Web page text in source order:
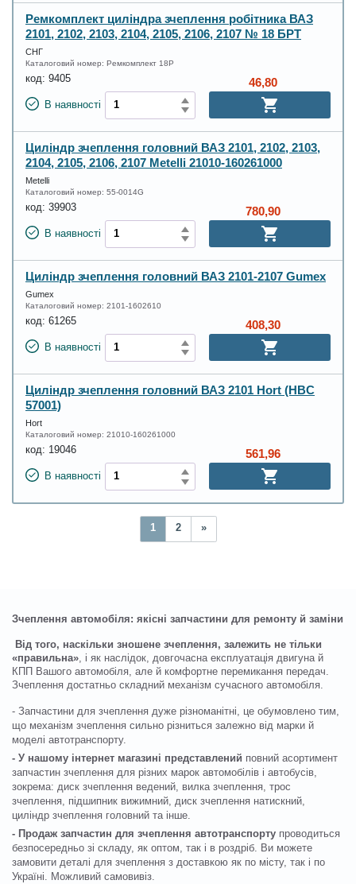
Ремкомплект циліндра зчеплення робітника ВАЗ
2101, 2102, 2103, 2104, 2105, 2106, 2107 № 18 БРТ
СНГ
Каталоговий номер: Ремкомплект 18Р
код: 9405
В наявності
46,80
Циліндр зчеплення головний ВАЗ 2101, 2102, 2103,
2104, 2105, 2106, 2107 Metelli 21010-160261000
Metelli
Каталоговий номер: 55-0014G
код: 39903
В наявності
780,90
Циліндр зчеплення головний ВАЗ 2101-2107 Gumex
Gumex
Каталоговий номер: 2101-1602610
код: 61265
В наявності
408,30
Циліндр зчеплення головний ВАЗ 2101 Hort (HBC
57001)
Hort
Каталоговий номер: 21010-160261000
код: 19046
В наявності
561,96
1 2 »
Зчеплення автомобіля: якісні запчастини для ремонту й заміни
Від того, наскільки зношене зчеплення, залежить не тільки
«правильна», і як наслідок, довгочасна експлуатація двигуна й
КПП Вашого автомобіля, але й комфортне перемикання передач.
Зчеплення достатньо складний механізм сучасного автомобіля.
- Запчастини для зчеплення дуже різноманітні, це обумовлено тим,
що механізм зчеплення сильно різниться залежно від марки й
моделі автотранспорту.
- У нашому інтернет магазині представлений повний асортимент
запчастин зчеплення для різних марок автомобілів і автобусів,
зокрема: диск зчеплення ведений, вилка зчеплення, трос
зчеплення, підшипник вижимний, диск зчеплення натискний,
циліндр зчеплення головний та інше.
- Продаж запчастин для зчеплення автотранспорту проводиться
безпосередньо зі складу, як оптом, так і в роздріб. Ви можете
замовити деталі для зчеплення з доставкою як по місту, так і по
Україні. Можливий самовивіз.